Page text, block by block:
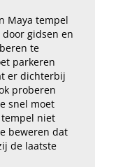
Maya tempel
gidsen en
te
parkeren
er dichterbij
proberen
snel moet
niet
beweren dat
de laatste